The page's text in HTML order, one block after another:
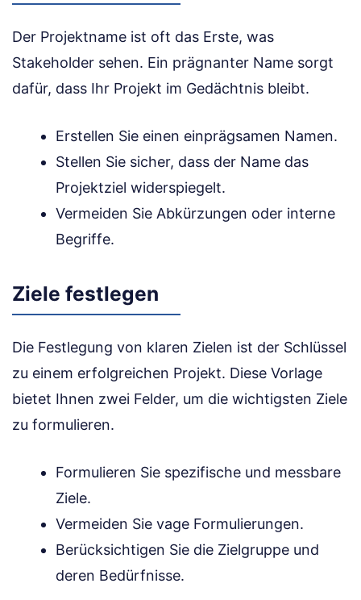
Der Projektname ist oft das Erste, was
Stakeholder sehen. Ein prägnanter Name sorgt
dafür, dass Ihr Projekt im Gedächtnis bleibt.
Erstellen Sie einen einprägsamen Namen.
Stellen Sie sicher, dass der Name das
Projektziel widerspiegelt.
Vermeiden Sie Abkürzungen oder interne
Begriffe.
Ziele festlegen
Die Festlegung von klaren Zielen ist der Schlüssel
zu einem erfolgreichen Projekt. Diese Vorlage
bietet Ihnen zwei Felder, um die wichtigsten Ziele
zu formulieren.
Formulieren Sie spezifische und messbare
Ziele.
Vermeiden Sie vage Formulierungen.
Berücksichtigen Sie die Zielgruppe und
deren Bedürfnisse.